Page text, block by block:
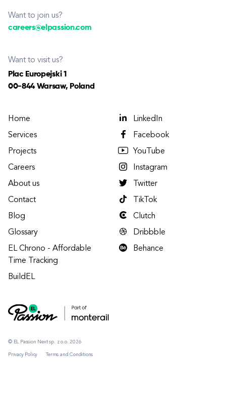
Want to join us?
careers@elpassion.com
Want to visit us?
Plac Europejski 1
00-844 Warsaw, Poland
© EL Passion Next sp. z o.o. 2026
Privacy Policy Terms and Conditions
Home
Services
Projects
Careers
About us
Contact
Blog
Glossary
EL Chrono - Affordable
Time Tracking
BuildEL
LinkedIn
Facebook
YouTube
Instagram
Twitter
TikTok
Clutch
Dribbble
Behance